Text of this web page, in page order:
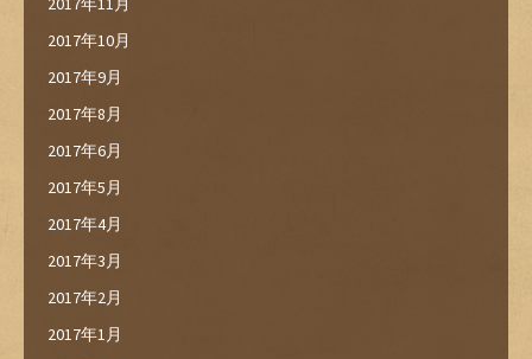
2017年10月
2017年9月
2017年8月
2017年6月
2017年5月
2017年4月
2017年3月
2017年2月
2017年1月